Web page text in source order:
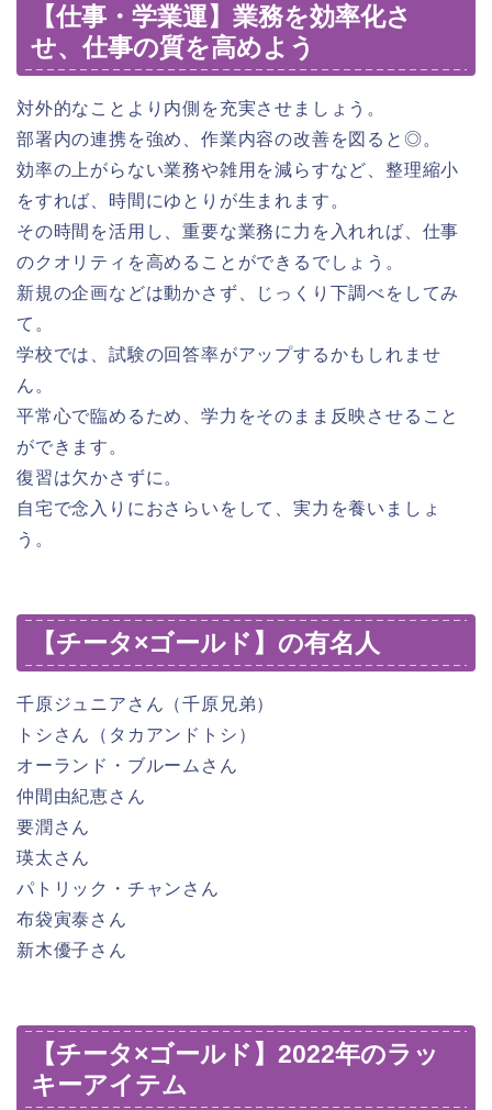
【仕事・学業運】業務を効率化さ
せ、仕事の質を高めよう
対外的なことより内側を充実させましょう。
部署内の連携を強め、作業内容の改善を図ると◎。
効率の上がらない業務や雑用を減らすなど、整理縮小
をすれば、時間にゆとりが生まれます。
その時間を活用し、重要な業務に力を入れれば、仕事
のクオリティを高めることができるでしょう。
新規の企画などは動かさず、じっくり下調べをしてみ
て。
学校では、試験の回答率がアップするかもしれませ
ん。
平常心で臨めるため、学力をそのまま反映させること
ができます。
復習は欠かさずに。
自宅で念入りにおさらいをして、実力を養いましょ
う。
【チータ×ゴールド】の有名人
千原ジュニアさん（千原兄弟）
トシさん（タカアンドトシ）
オーランド・ブルームさん
仲間由紀恵さん
要潤さん
瑛太さん
パトリック・チャンさん
布袋寅泰さん
新木優子さん
【チータ×ゴールド】2022年のラッ
キーアイテム